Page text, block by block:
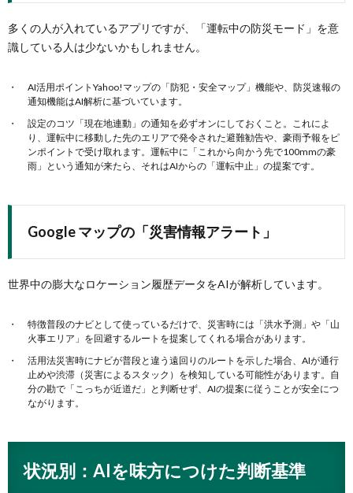
多くの人が入れているアプリですが、「運転中の防災モード」を意
識している人は少ないかもしれません。
AI活用ポイントYahoo!マップの「防犯・安全マップ」機能や、防災速報の
通知機能はAI解析に基づいています。
設定のコツ「現在地連動」の通知を必ずオンにしておくこと。これによ
り、運転中に移動した先のエリアで発令された避難勧告や、豪雨予報をピ
ンポイントで受け取れます。運転中に「これから向かう先で100mmの豪
雨」という通知が来たら、それはAIからの「運転中止」の提案です。
Google マップの「災害情報アラート」
世界中の膨大なロケーション履歴データをAIが解析しています。
特徴普段のナビとして使っているだけで、災害時には「洪水予測」や「山
火事エリア」を回避するルートを提案してくれる場合があります。
活用法災害時にナビが普段と違う遠回りのルートを示した場合、AIが通行
止めや渋滞（災害によるスタック）を検知している可能性があります。自
分の勘で「こっちが近道だ」と判断せず、AIの提案に従うことが安全につ
ながります。
状況別：AIを味方につけた判断基準